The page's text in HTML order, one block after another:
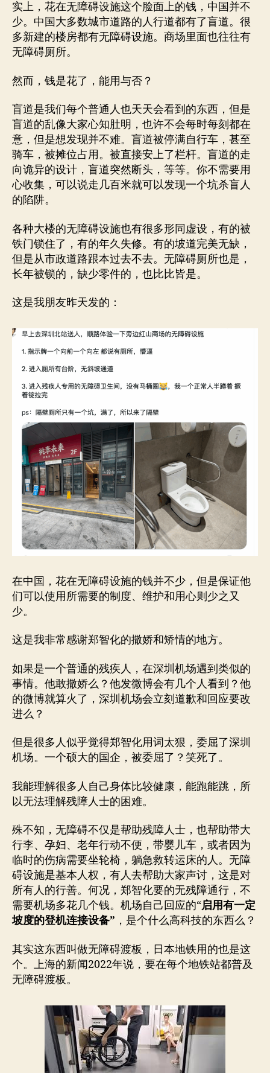
实上，花在无障碍设施这个脸面上的钱，中国并不
少。中国大多数城市道路的人行道都有了盲道。很
多新建的楼房都有无障碍设施。商场里面也往往有
无障碍厕所。
然而，钱是花了，能用与否？
盲道是我们每个普通人也天天会看到的东西，但是
盲道的乱像大家心知肚明，也许不会每时每刻都在
意，但是想发现并不难。盲道被停满自行车，甚至
骑车，被摊位占用。被直接安上了栏杆。盲道的走
向诡异的设计，盲道突然断头，等等。你不需要用
心收集，可以说走几百米就可以发现一个坑杀盲人
的陷阱。
各种大楼的无障碍设施也有很多形同虚设，有的被
铁门锁住了，有的年久失修。有的坡道完美无缺，
但是从市政道路跟本过去不去。无障碍厕所也是，
长年被锁的，缺少零件的，也比比皆是。
这是我朋友昨天发的：
在中国，花在无障碍设施的钱并不少，但是保证他
们可以使用所需要的制度、维护和用心则少之又
少。
这是我非常感谢郑智化的撒娇和矫情的地方。
如果是一个普通的残疾人，在深圳机场遇到类似的
事情。他敢撒娇么？他发微博会有几个人看到？他
的微博就算火了，深圳机场会立刻道歉和回应要改
进么？
但是很多人似乎觉得郑智化用词太狠，委屈了深圳
机场。一个硕大的国企，被委屈了？笑死了。
我能理解很多人自己身体比较健康，能跑能跳，所
以无法理解残障人士的困难。
殊不知，无障碍不仅是帮助残障人士，也帮助带大
行李、孕妇、老年行动不便，带婴儿车，或者因为
临时的伤病需要坐轮椅，躺急救转运床的人。无障
碍设施是基本人权，有人去帮助大家声讨，这是对
所有人的行善。何况，郑智化要的无残障通行，不
需要机场多花几个钱。机场自己回应的“启用有一定
坡度的登机连接设备” ，是个什么高科技的东西么？
其实这东西叫做无障碍渡板，日本地铁用的也是这
个。上海的新闻2022年说，要在每个地铁站都普及
无障碍渡板。